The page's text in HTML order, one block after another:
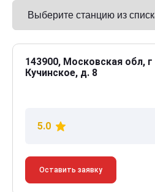
143900, Московская обл,
Кучинское, д. 8
5.0
Оставить заявку